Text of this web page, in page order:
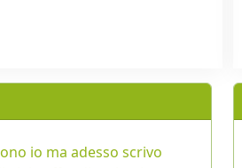
io ma adesso scrivo